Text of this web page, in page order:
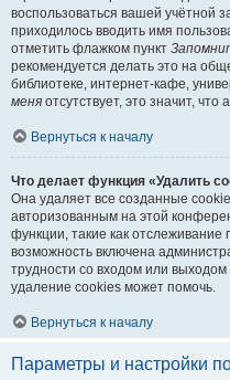
воспользоваться вашей учётной
приходилось вводить имя
отметить флажком пункт
рекомендуется делать это на
библиотеке, интернет-кафе,
меня отсутствует, это значит,
Вернуться к началу
Что делает функция «Удалить
Она удаляет все созданные
авторизованным на этой
функции, такие как
возможность включена
трудности со входом или
удаление cookies может помочь.
Вернуться к началу
Параметры и настройки